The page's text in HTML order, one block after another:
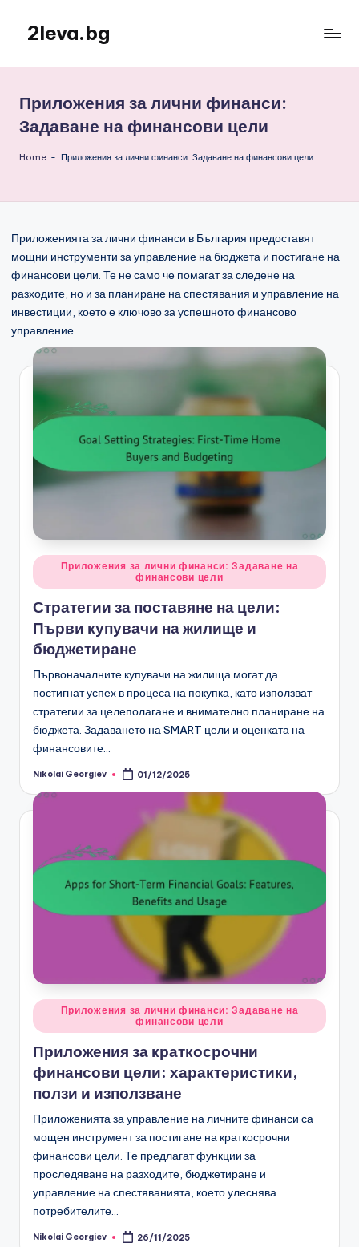
content
2leva.bg
Приложения за лични финанси:
Задаване на финансови цели
Home - Приложения за лични финанси: Задаване на финансови цели
Приложенията за лични финанси в България предоставят
мощни инструменти за управление на бюджета и постигане на
финансови цели. Те не само че помагат за следене на
разходите, но и за планиране на спестявания и управление на
инвестиции, което е ключово за успешното финансово
управление.
Posted
in
Приложения за лични финанси: Задаване на
финансови цели
Стратегии за поставяне на цели:
Първи купувачи на жилище и
бюджетиране
Първоначалните купувачи на жилища могат да
постигнат успех в процеса на покупка, като използват
стратегии за целеполагане и внимателно планиране на
бюджета. Задаването на SMART цели и оценката на
финансовите…
Posted
Nikolai Georgiev 01/12/2025
Posted
in
Приложения за лични финанси: Задаване на
финансови цели
Приложения за краткосрочни
финансови цели: характеристики,
ползи и използване
Приложенията за управление на личните финанси са
мощен инструмент за постигане на краткосрочни
финансови цели. Те предлагат функции за
проследяване на разходите, бюджетиране и
управление на спестяванията, което улеснява
потребителите…
Posted
Nikolai Georgiev 26/11/2025